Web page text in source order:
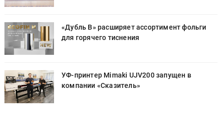
«Дубль В» расширяет ассортимент фольги
для горячего тиснения
УФ-принтер Mimaki UJV200 запущен в
компании «Сказитель»